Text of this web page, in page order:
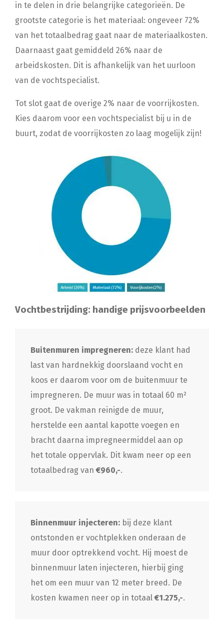
in te delen in drie belangrijke categorieën. De
grootste categorie is het materiaal: ongeveer 72%
van het totaalbedrag gaat naar de materiaalkosten.
Daarnaast gaat gemiddeld 26% naar de
arbeidskosten. Dit is afhankelijk van het uurloon
van de vochtspecialist.
Tot slot gaat de overige 2% naar de voorrijkosten.
Kies daarom voor een vochtspecialist bij u in de
buurt, zodat de voorrijkosten zo laag mogelijk zijn!
Vochtbestrijding: handige prijsvoorbeelden
Buitenmuren impregneren: deze klant had
last van hardnekkig doorslaand vocht en
koos er daarom voor om de buitenmuur te
impregneren. De muur was in totaal 60 m²
groot. De vakman reinigde de muur,
herstelde een aantal kapotte voegen en
bracht daarna impregneermiddel aan op
het totale oppervlak. Dit kwam neer op een
totaalbedrag van€960,-.
Binnenmuur injecteren: bij deze klant
ontstonden er vochtplekken onderaan de
muur door optrekkend vocht. Hij moest de
binnenmuur laten injecteren, hierbij ging
het om een muur van 12 meter breed. De
kosten kwamen neer op in totaal€1.275,-.